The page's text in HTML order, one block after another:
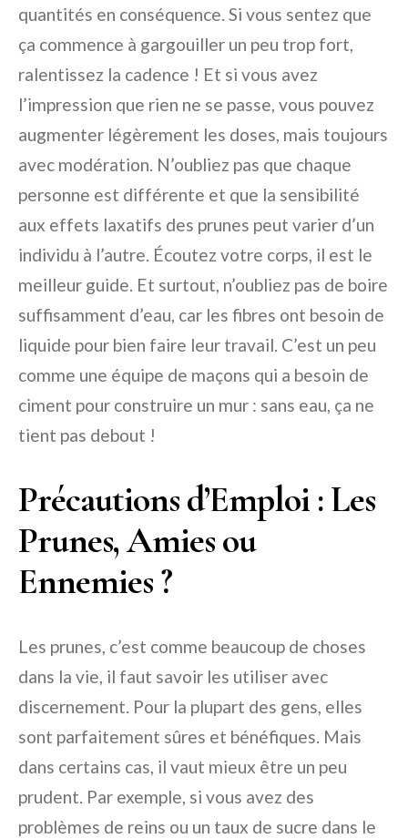
quantités en conséquence. Si vous sentez que
ça commence à gargouiller un peu trop fort,
ralentissez la cadence ! Et si vous avez
l’impression que rien ne se passe, vous pouvez
augmenter légèrement les doses, mais toujours
avec modération. N’oubliez pas que chaque
personne est différente et que la sensibilité
aux effets laxatifs des prunes peut varier d’un
individu à l’autre. Écoutez votre corps, il est le
meilleur guide. Et surtout, n’oubliez pas de boire
suffisamment d’eau, car les fibres ont besoin de
liquide pour bien faire leur travail. C’est un peu
comme une équipe de maçons qui a besoin de
ciment pour construire un mur : sans eau, ça ne
tient pas debout !
Précautions d’Emploi : Les
Prunes, Amies ou
Ennemies ?
Les prunes, c’est comme beaucoup de choses
dans la vie, il faut savoir les utiliser avec
discernement. Pour la plupart des gens, elles
sont parfaitement sûres et bénéfiques. Mais
dans certains cas, il vaut mieux être un peu
prudent. Par exemple, si vous avez des
problèmes de reins ou un taux de sucre dans le